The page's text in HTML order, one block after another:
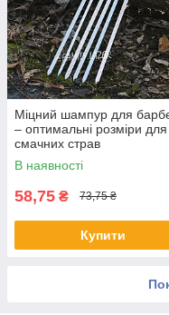
Міцний шампур для
– оптимальні розміри для
смачних страв
В наявності
58,75 ₴ 73,75 ₴
Купити